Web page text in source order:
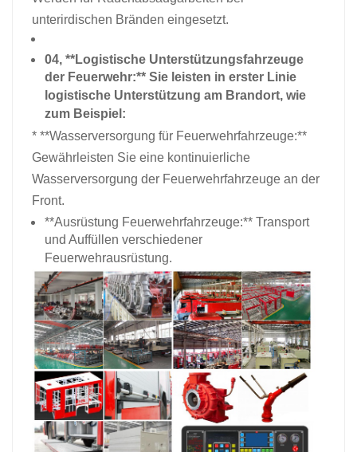
unterirdischen Bränden eingesetzt.
04, **Logistische Unterstützungsfahrzeuge
der Feuerwehr:** Sie leisten in erster Linie
logistische Unterstützung am Brandort, wie
zum Beispiel:
* **Wasserversorgung für Feuerwehrfahrzeuge:**
Gewährleisten Sie eine kontinuierliche
Wasserversorgung der Feuerwehrfahrzeuge an der
Front.
**Ausrüstung Feuerwehrfahrzeuge:** Transport
und Auffüllen verschiedener
Feuerwehrausrüstung.